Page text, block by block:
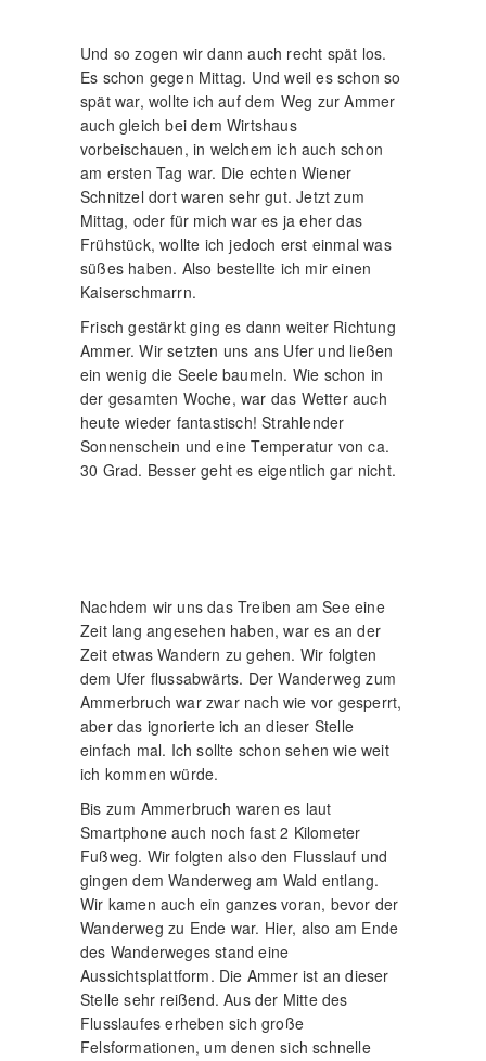
Und so zogen wir dann auch recht spät los.
Es schon gegen Mittag. Und weil es schon so
spät war, wollte ich auf dem Weg zur Ammer
auch gleich bei dem Wirtshaus
vorbeischauen, in welchem ich auch schon
am ersten Tag war. Die echten Wiener
Schnitzel dort waren sehr gut. Jetzt zum
Mittag, oder für mich war es ja eher das
Frühstück, wollte ich jedoch erst einmal was
süßes haben. Also bestellte ich mir einen
Kaiserschmarrn.
Frisch gestärkt ging es dann weiter Richtung
Ammer. Wir setzten uns ans Ufer und ließen
ein wenig die Seele baumeln. Wie schon in
der gesamten Woche, war das Wetter auch
heute wieder fantastisch! Strahlender
Sonnenschein und eine Temperatur von ca.
30 Grad. Besser geht es eigentlich gar nicht.
Nachdem wir uns das Treiben am See eine
Zeit lang angesehen haben, war es an der
Zeit etwas Wandern zu gehen. Wir folgten
dem Ufer flussabwärts. Der Wanderweg zum
Ammerbruch war zwar nach wie vor gesperrt,
aber das ignorierte ich an dieser Stelle
einfach mal. Ich sollte schon sehen wie weit
ich kommen würde.
Bis zum Ammerbruch waren es laut
Smartphone auch noch fast 2 Kilometer
Fußweg. Wir folgten also den Flusslauf und
gingen dem Wanderweg am Wald entlang.
Wir kamen auch ein ganzes voran, bevor der
Wanderweg zu Ende war. Hier, also am Ende
des Wanderweges stand eine
Aussichtsplattform. Die Ammer ist an dieser
Stelle sehr reißend. Aus der Mitte des
Flusslaufes erheben sich große
Felsformationen, um denen sich schnelle